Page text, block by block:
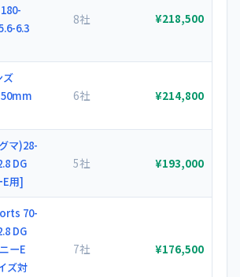
6.3
8社 ¥218,500
ズ
50mm
6社 ¥214,800
マ)28-
DG
E用]
5社 ¥193,000
70-
DG
ーE
ズ対
7社 ¥176,500